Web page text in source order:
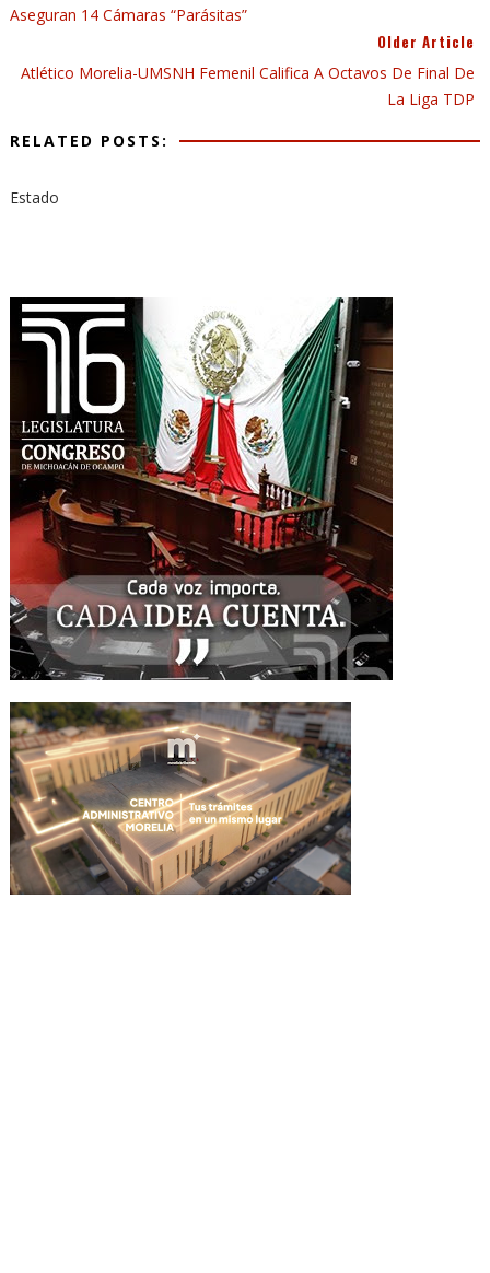
Aseguran 14 Cámaras “parásitas”
Older Article
Atlético Morelia-UMSNH Femenil Califica A Octavos De Final De
La Liga TDP
RELATED POSTS:
Estado